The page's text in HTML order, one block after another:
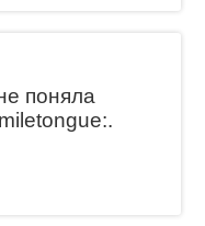
поняла